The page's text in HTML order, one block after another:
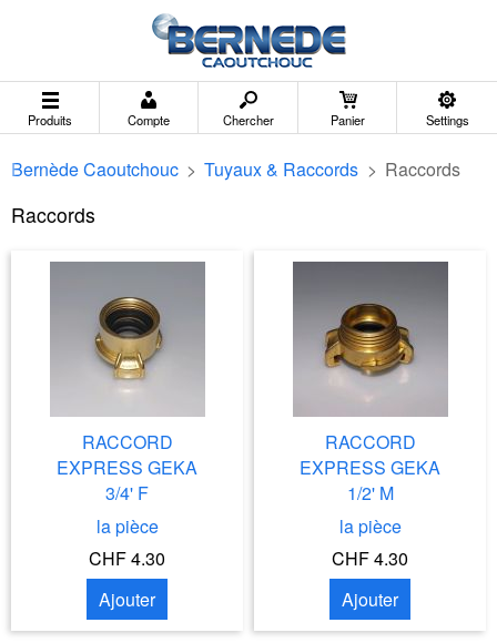
Produits Compte Chercher Panier Settings
Bernède Caoutchouc > Tuyaux & Raccords > Raccords
Raccords
RACCORD
EXPRESS GEKA
3/4' F
la pièce
CHF 4.30
Ajouter
RACCORD
EXPRESS GEKA
1/2' M
la pièce
CHF 4.30
Ajouter